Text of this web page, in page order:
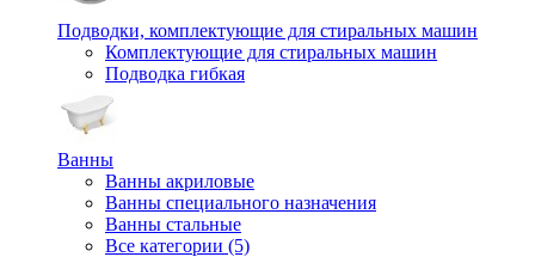
Подводки, комплектующие для стиральных машин
Комплектующие для стиральных машин
Подводка гибкая
Ванны
Ванны акриловые
Ванны специального назначения
Ванны стальные
Все категории (5)